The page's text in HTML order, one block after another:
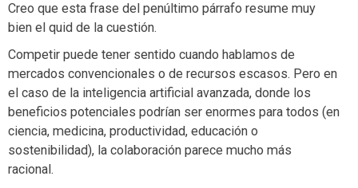
Creo que esta frase del penúltimo párrafo resume muy
bien el quid de la cuestión.
Competir puede tener sentido cuando hablamos de
mercados convencionales o de recursos escasos. Pero en
el caso de la inteligencia artificial avanzada, donde los
beneficios potenciales podrían ser enormes para todos (en
ciencia, medicina, productividad, educación o
sostenibilidad), la colaboración parece mucho más
racional.